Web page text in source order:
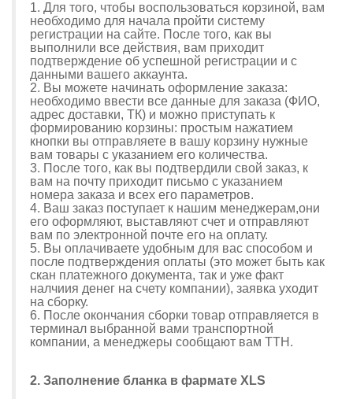
1. Для того, чтобы воспользоваться корзиной, вам
необходимо для начала пройти систему
регистрации на сайте. После того, как вы
выполнили все действия, вам приходит
подтверждение об успешной регистрации и с
данными вашего аккаунта.
2. Вы можете начинать оформление заказа:
необходимо ввести все данные для заказа (ФИО,
адрес доставки, ТК) и можно приступать к
формированию корзины: простым нажатием
кнопки вы отправляете в вашу корзину нужные
вам товары с указанием его количества.
3. После того, как вы подтвердили свой заказ, к
вам на почту приходит письмо с указанием
номера заказа и всех его параметров.
4. Ваш заказ поступает к нашим менеджерам,они
его оформляют, выставляют счет и отправляют
вам по электронной почте его на оплату.
5. Вы оплачиваете удобным для вас способом и
после подтверждения оплаты (это может быть как
скан платежного документа, так и уже факт
налчиия денег на счету компании), заявка уходит
на сборку.
6. После окончания сборки товар отправляется в
терминал выбранной вами транспортной
компании, а менеджеры сообщают вам ТТН.
2. Заполнение бланка в фармате XLS